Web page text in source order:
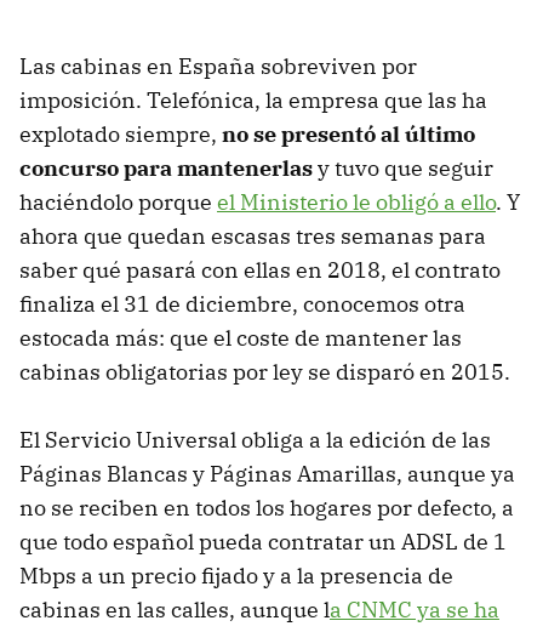
Las cabinas en España sobreviven por
imposición. Telefónica, la empresa que las ha
explotado siempre, no se presentó al último
concurso para mantenerlasy tuvo que seguir
haciéndolo porque el Ministerio le obligó a ello. Y
ahora que quedan escasas tres semanas para
saber qué pasará con ellas en 2018, el contrato
finaliza el 31 de diciembre, conocemos otra
estocada más: que el coste de mantener las
cabinas obligatorias por ley se disparó en 2015.
El Servicio Universal obliga a la edición de las
Páginas Blancas y Páginas Amarillas, aunque ya
no se reciben en todos los hogares por defecto, a
que todo español pueda contratar un ADSL de 1
Mbps a un precio fijado y a la presencia de
cabinas en las calles, aunque la CNMC ya se ha